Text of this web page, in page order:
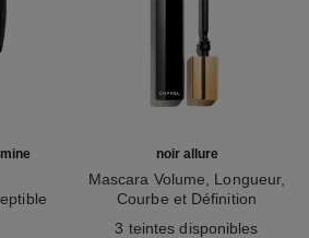
noir allure
Mascara Volume, Longueur,
Courbe et Définition
3 teintes disponibles